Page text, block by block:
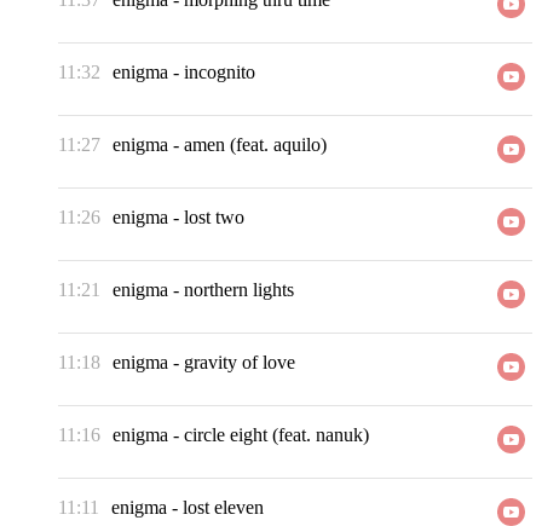
11:32 enigma - incognito
11:27 enigma - amen (feat. aquilo)
11:26 enigma - lost two
11:21 enigma - northern lights
11:18 enigma - gravity of love
11:16 enigma - circle eight (feat. nanuk)
11:11 enigma - lost eleven